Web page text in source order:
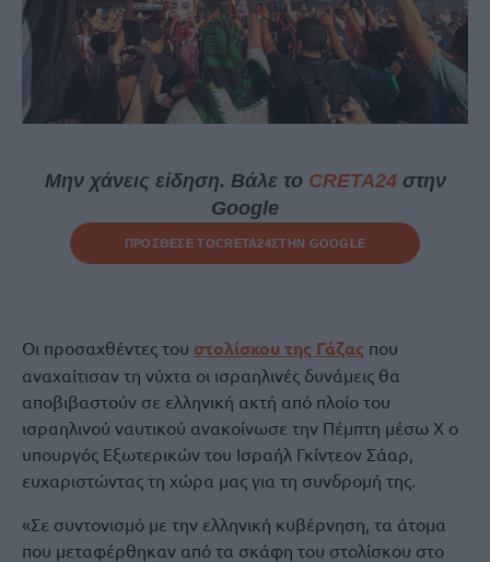
Μην χάνεις είδηση. Βάλε το CRETA24στην
Google
ΠΡΟΣΘΕΣΕ ΤΟCRETA24ΣΤΗΝ GOOGLE
Οι προσαχθέντες του στολίσκου της Γάζας που
αναχαίτισαν τη νύχτα οι ισραηλινές δυνάμεις θα
αποβιβαστούν σε ελληνική ακτή από πλοίο του
ισραηλινού ναυτικού ανακοίνωσε την Πέμπτη μέσω X ο
υπουργός Εξωτερικών του Ισραήλ Γκίντεον Σάαρ,
ευχαριστώντας τη χώρα μας για τη συνδρομή της.
«Σε συντονισμό με την ελληνική κυβέρνηση, τα άτομα
που μεταφέρθηκαν από τα σκάφη του στολίσκου στο